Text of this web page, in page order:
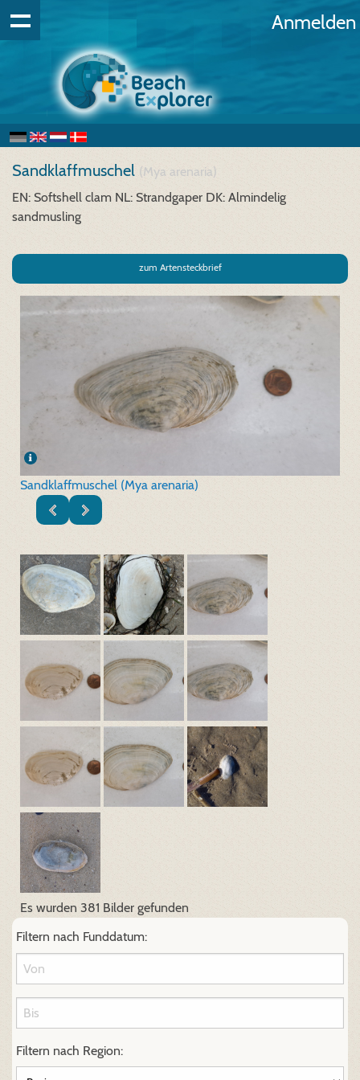
Anmelden
Sandklaffmuschel (Mya arenaria)
EN: Softshell clam NL: Strandgaper DK: Almindelig
sandmusling
zum Artensteckbrief
Sandklaffmuschel (Mya arenaria)
Es wurden 381 Bilder gefunden
Filtern nach Funddatum:
Filtern nach Region: